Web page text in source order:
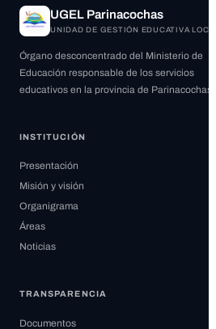
UGEL Parinacochas
UNIDAD DE GESTIÓN EDUCATIVA LOCAL
Órgano desconcentrado del Ministerio de
Educación responsable de los servicios
educativos en la provincia de Parinacochas.
INSTITUCIÓN
Presentación
Misión y visión
Organigrama
Áreas
Noticias
TRANSPARENCIA
Documentos